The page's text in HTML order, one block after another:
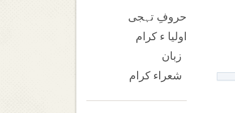
حروفِ تہجی
اولیا ء کرام
زبان
شعراء کرام